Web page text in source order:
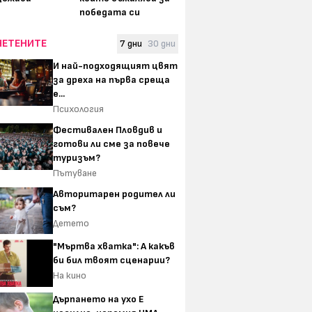
победата си
7 дни 30 дни
И най-подходящият цвят
за дреха на първа среща
е...
Психология
Фестивален Пловдив и
готови ли сме за повече
туризъм?
Пътуване
Авторитарен родител ли
съм?
Детето
"Мъртва хватка": А какъв
би бил твоят сценарии?
На кино
Дърпането на ухо Е